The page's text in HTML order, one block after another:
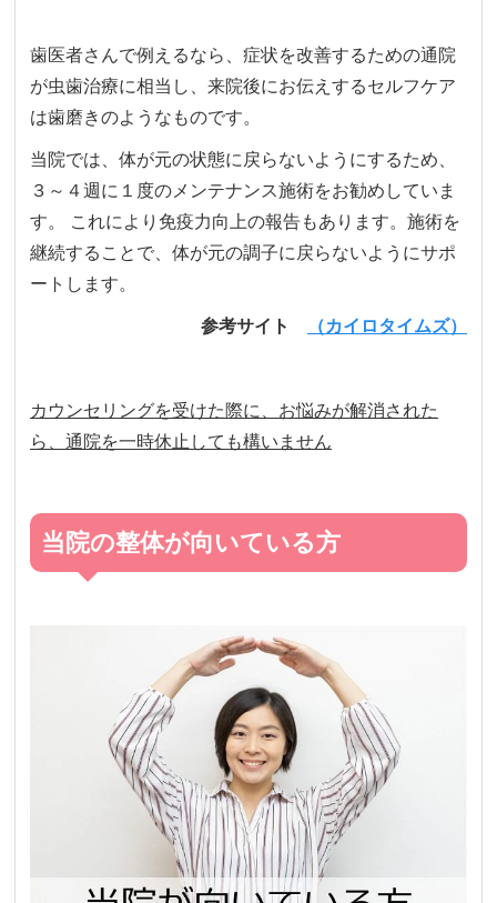
歯医者さんで例えるなら、症状を改善するための通院
が虫歯治療に相当し、来院後にお伝えするセルフケア
は歯磨きのようなものです。
当院では、体が元の状態に戻らないようにするため、
３～４週に１度のメンテナンス施術をお勧めしていま
す。 これにより免疫力向上の報告もあります。施術を
継続することで、体が元の調子に戻らないようにサポ
ートします。
参考サイト （カイロタイムズ）
カウンセリングを受けた際に、お悩みが解消された
ら、通院を一時休止しても構いません
当院の整体が向いている方